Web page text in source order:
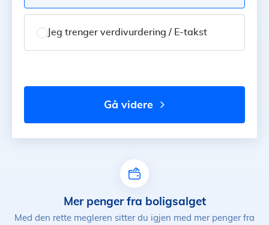
Jeg trenger verdivurdering / E-takst
gå videre
Mer penger fra boligsalget
Med den rette megleren sitter du igjen med mer penger fra